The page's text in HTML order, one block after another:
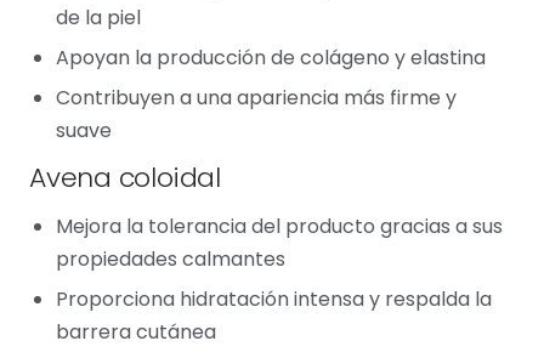
de la piel
Apoyan la producción de colágeno y elastina
Contribuyen a una apariencia más firme y
suave
Avena coloidal
Mejora la tolerancia del producto gracias a sus
propiedades calmantes
Proporciona hidratación intensa y respalda la
barrera cutánea